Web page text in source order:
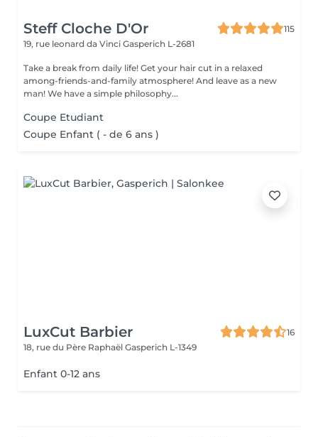
Steff Cloche D'Or
115
19, rue leonard da Vinci Gasperich L-2681
Take a break from daily life! Get your hair cut in a relaxed
among-friends-and-family atmosphere! And leave as a new
man! We have a simple philosophy...
Coupe Etudiant
Coupe Enfant ( - de 6 ans )
LuxCut Barbier
16
18, rue du Père Raphaël Gasperich L-1349
Enfant 0-12 ans